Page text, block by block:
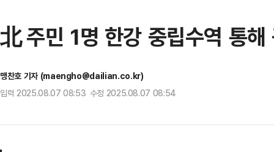
北 주민 1명 한강 중립수역 통
맹찬호 기자 (maengho@dailian.co.kr)
입력 2025.08.07 08:53 수정 2025.08.07 08:54